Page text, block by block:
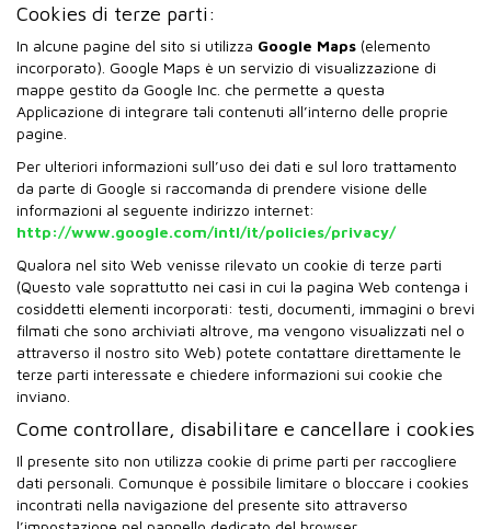
Cookies di terze parti:
In alcune pagine del sito si utilizza Google Maps (elemento
incorporato). Google Maps è un servizio di visualizzazione di
mappe gestito da Google Inc. che permette a questa
Applicazione di integrare tali contenuti all’interno delle proprie
pagine.
Per ulteriori informazioni sull’uso dei dati e sul loro trattamento
da parte di Google si raccomanda di prendere visione delle
informazioni al seguente indirizzo internet:
http://www.google.com/intl/it/policies/privacy/
Qualora nel sito Web venisse rilevato un cookie di terze parti
(Questo vale soprattutto nei casi in cui la pagina Web contenga i
cosiddetti elementi incorporati: testi, documenti, immagini o brevi
filmati che sono archiviati altrove, ma vengono visualizzati nel o
attraverso il nostro sito Web) potete contattare direttamente le
terze parti interessate e chiedere informazioni sui cookie che
inviano.
Come controllare, disabilitare e cancellare i cookies
Il presente sito non utilizza cookie di prime parti per raccogliere
dati personali. Comunque è possibile limitare o bloccare i cookies
incontrati nella navigazione del presente sito attraverso